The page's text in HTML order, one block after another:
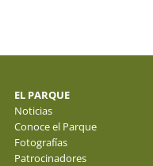
EL PARQUE
Noticias
Conoce el Parque
Fotografías
Patrocinadores